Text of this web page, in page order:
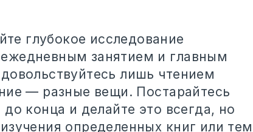
глубокое исследование
занятием и главным
лишь чтением
— разные вещи. Постарайтесь
конца и делайте это всегда, но
определенных книг или тем